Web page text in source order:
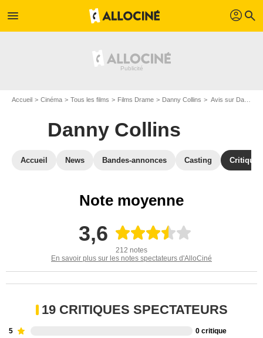
menu profil search
Accueil Cinéma Tous les films Films Drame Danny Collins Avis sur Danny Collins
Danny Collins
Accueil News Bandes-annonces Casting
Note moyenne
3,6
212 notes
En savoir plus sur les notes spectateurs d'AlloCiné
19 CRITIQUES SPECTATEURS
5 0 critique